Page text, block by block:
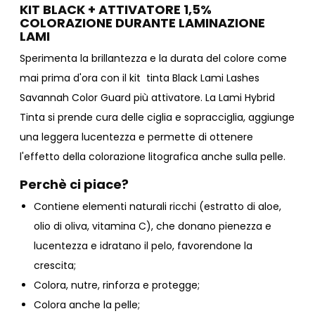
KIT BLACK + ATTIVATORE 1,5%
COLORAZIONE DURANTE LAMINAZIONE
LAMI
Sperimenta la brillantezza e la durata del colore come
mai prima d'ora con il kit tinta Black Lami Lashes
Savannah Color Guard più attivatore. La Lami Hybrid
Tinta si prende cura delle ciglia e sopracciglia, aggiunge
una leggera lucentezza e permette di ottenere
l'effetto della colorazione litografica anche sulla pelle.
Perchè ci piace?
Contiene elementi naturali ricchi (estratto di aloe,
olio di oliva, vitamina C), che donano pienezza e
lucentezza e idratano il pelo, favorendone la
crescita;
Colora, nutre, rinforza e protegge;
Colora anche la pelle;